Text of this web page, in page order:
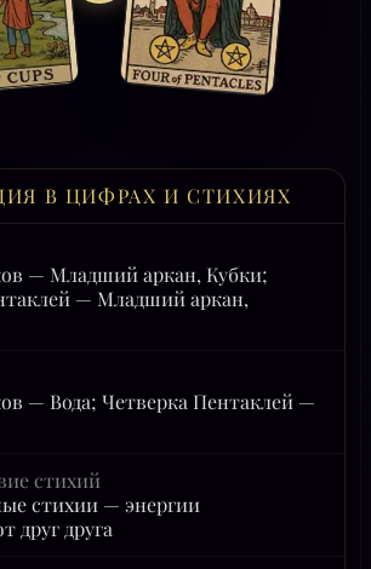
В ЦИФРАХ И СТИХИЯХ
— Младший аркан, Кубки;
— Младший аркан,
— Вода; Четверка Пентаклей —
стихий
стихии — энергии
друг друга